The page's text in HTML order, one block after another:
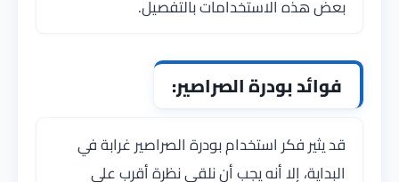
بعض هذه الاستخدامات بالتفصيل.
فوائد بودرة الصراصير:
قد يثير فكر استخدام بودرة الصراصير غرابة في
البداية، إلا أنه يجب أن نلقي نظرة أقرب على